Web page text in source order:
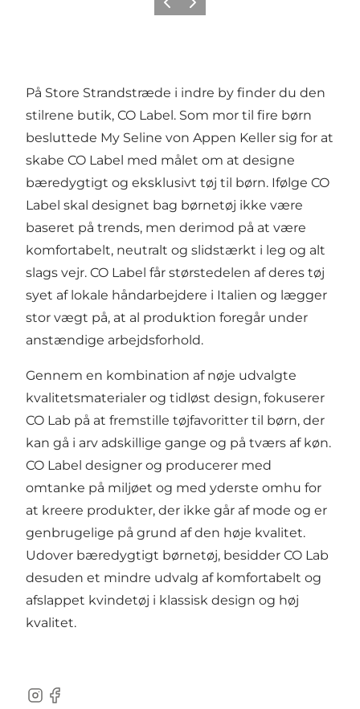
ForrigeNæste
På Store Strandstræde i indre by finder du den
stilrene butik, CO Label. Som mor til fire børn
besluttede My Seline von Appen Keller sig for at
skabe CO Label med målet om at designe
bæredygtigt og eksklusivt tøj til børn. Ifølge CO
Label skal designet bag børnetøj ikke være
baseret på trends, men derimod på at være
komfortabelt, neutralt og slidstærkt i leg og alt
slags vejr. CO Label får størstedelen af deres tøj
syet af lokale håndarbejdere i Italien og lægger
stor vægt på, at al produktion foregår under
anstændige arbejdsforhold.
Gennem en kombination af nøje udvalgte
kvalitetsmaterialer og tidløst design, fokuserer
CO Lab på at fremstille tøjfavoritter til børn, der
kan gå i arv adskillige gange og på tværs af køn.
CO Label designer og producerer med
omtanke på miljøet og med yderste omhu for
at kreere produkter, der ikke går af mode og er
genbrugelige på grund af den høje kvalitet.
Udover bæredygtigt børnetøj, besidder CO Lab
desuden et mindre udvalg af komfortabelt og
afslappet kvindetøj i klassisk design og høj
kvalitet.
Instagram
Facebook